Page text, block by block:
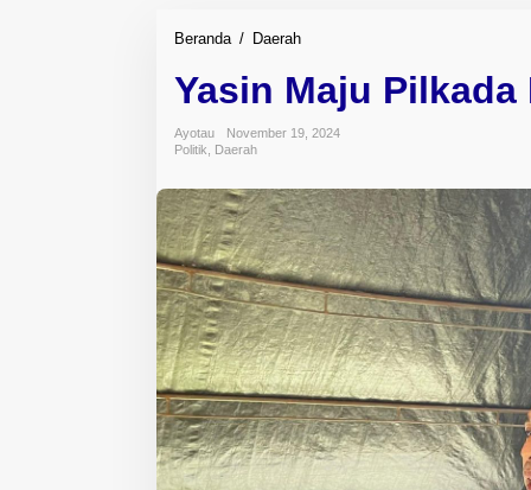
Beranda / Daerah
s
n
j
u
P
i
l
k
a
d
a
D
o
n
Yasin Maju
Ayotau
November 19, 2024
Politik
Daerah